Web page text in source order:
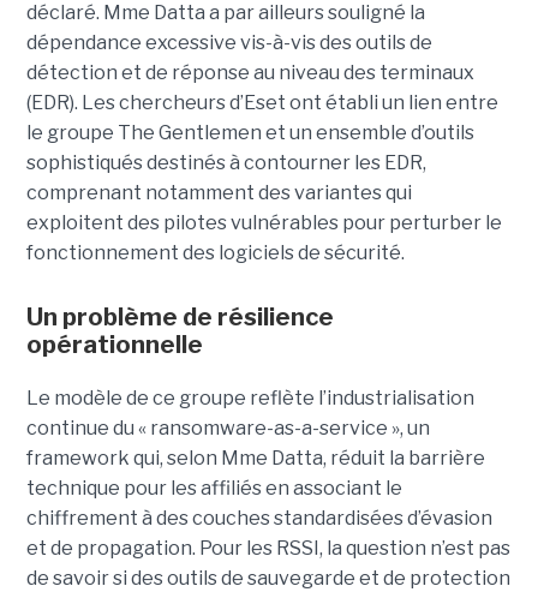
déclaré. Mme Datta a par ailleurs souligné la
dépendance excessive vis-à-vis des outils de
détection et de réponse au niveau des terminaux
(EDR). Les chercheurs d’Eset ont établi un lien entre
le groupe The Gentlemen et un ensemble d’outils
sophistiqués destinés à contourner les EDR,
comprenant notamment des variantes qui
exploitent des pilotes vulnérables pour perturber le
fonctionnement des logiciels de sécurité.
Un problème de résilience
opérationnelle
Le modèle de ce groupe reflète l’industrialisation
continue du « ransomware-as-a-service », un
framework qui, selon Mme Datta, réduit la barrière
technique pour les affiliés en associant le
chiffrement à des couches standardisées d’évasion
et de propagation. Pour les RSSI, la question n’est pas
de savoir si des outils de sauvegarde et de protection